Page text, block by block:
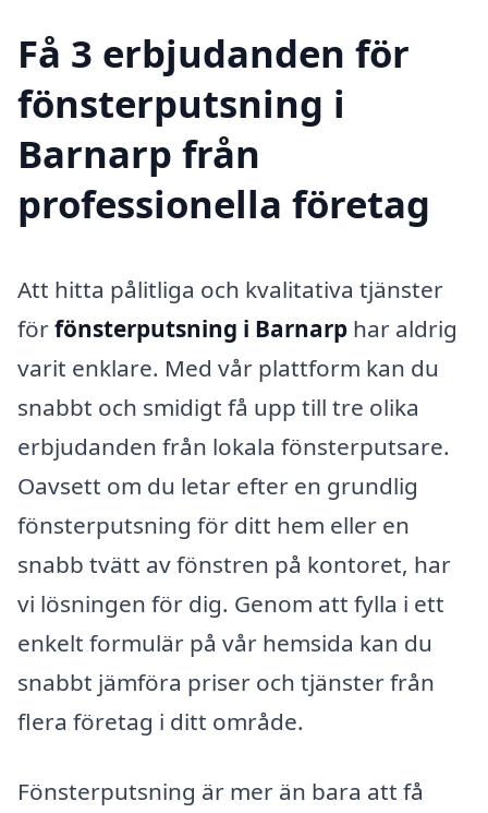
Få 3 erbjudanden för
fönsterputsning i
Barnarp från
professionella företag
Att hitta pålitliga och kvalitativa tjänster
förfönsterputsning i Barnarp har aldrig
varit enklare. Med vår plattform kan du
snabbt och smidigt få upp till tre olika
erbjudanden från lokala fönsterputsare.
Oavsett om du letar efter en grundlig
fönsterputsning för ditt hem eller en
snabb tvätt av fönstren på kontoret, har
vi lösningen för dig. Genom att fylla i ett
enkelt formulär på vår hemsida kan du
snabbt jämföra priser och tjänster från
flera företag i ditt område.
Fönsterputsning är mer än bara att få